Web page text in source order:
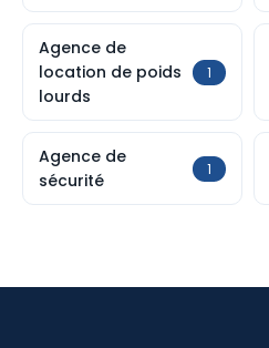
Agence de
location de poids
lourds
1
Agence de
sécurité
1